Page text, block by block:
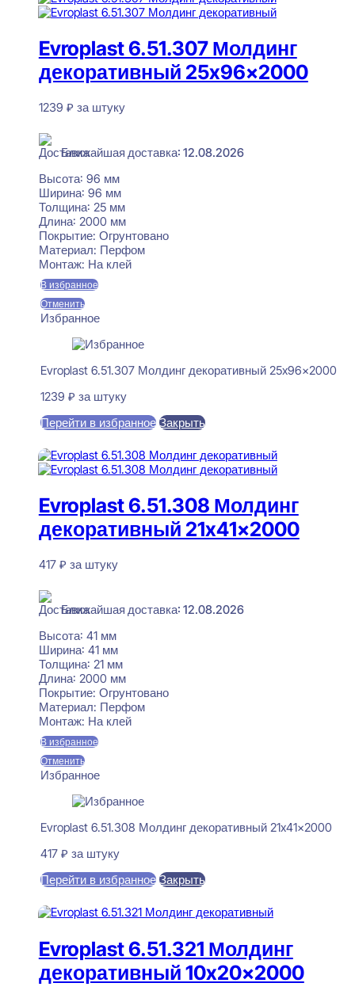
Evroplast 6.51.307 Молдинг
декоративный 25x96x2000
1239 ₽ за штуку
Ближайшая доставка: 12.08.2026
Высота: 96 мм
Ширина: 96 мм
Толщина: 25 мм
Длина: 2000 мм
Покрытие: Огрунтовано
Материал: Перфом
Монтаж: На клей
В избранное
Отменить
Избранное
Evroplast 6.51.307 Молдинг декоративный 25x96x2000
1239 ₽ за штуку
Перейти в избранное Закрыть
Evroplast 6.51.308 Молдинг
декоративный 21x41x2000
417 ₽ за штуку
Ближайшая доставка: 12.08.2026
Высота: 41 мм
Ширина: 41 мм
Толщина: 21 мм
Длина: 2000 мм
Покрытие: Огрунтовано
Материал: Перфом
Монтаж: На клей
В избранное
Отменить
Избранное
Evroplast 6.51.308 Молдинг декоративный 21x41x2000
417 ₽ за штуку
Перейти в избранное Закрыть
Evroplast 6.51.321 Молдинг
декоративный 10x20x2000